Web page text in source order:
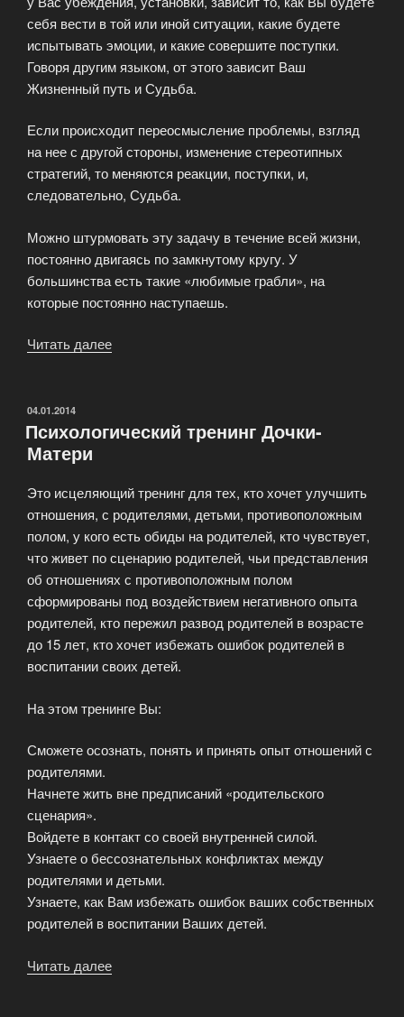
себя вести в той или иной ситуации, какие будете
испытывать эмоции, и какие совершите поступки.
Говоря другим языком, от этого зависит Ваш
Жизненный путь и Судьба.
Если происходит переосмысление проблемы, взгляд
на нее с другой стороны, изменение стереотипных
стратегий, то меняются реакции, поступки, и,
следовательно, Судьба.
Можно штурмовать эту задачу в течение всей жизни,
постоянно двигаясь по замкнутому кругу. У
большинства есть такие «любимые грабли», на
которые постоянно наступаешь.
Читать далее
ОПУБЛИКОВАНО
04.01.2014
Психологический тренинг Дочки-
Матери
Это исцеляющий тренинг для тех, кто хочет улучшить
отношения, с родителями, детьми, противоположным
полом, у кого есть обиды на родителей, кто чувствует,
что живет по сценарию родителей, чьи представления
об отношениях с противоположным полом
сформированы под воздействием негативного опыта
родителей, кто пережил развод родителей в возрасте
до 15 лет, кто хочет избежать ошибок родителей в
воспитании своих детей.
На этом тренинге Вы:
Сможете осознать, понять и принять опыт отношений с
родителями.
Начнете жить вне предписаний «родительского
сценария».
Войдете в контакт со своей внутренней силой.
Узнаете о бессознательных конфликтах между
родителями и детьми.
Узнаете, как Вам избежать ошибок ваших собственных
родителей в воспитании Ваших детей.
Читать далее